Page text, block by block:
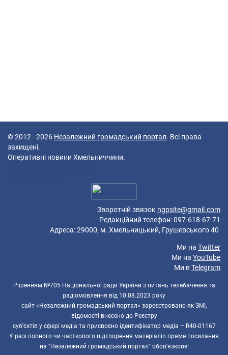
© 2012 - 2026 Незалежний громадський портал. Всі права
захищені.
Оперативні новини Хмельниччини.
Зворотній звязок ngpsite@gmail.com
Редакційний телефон: 097-618-67-71
Адреса: 29000, м. Хмельницький, Грушевського 40
Ми на Twitter
Ми на YouTube
Ми вTelegram
Рішенням №705 Національної ради України з питань телебачення та
радіомовлення від 10.08.2023 року
сайт «Незалежний громадський портал» зареєстровано як ЗМІ,
відомості внесено до Реєстру
суб’єктів у сфері медіа та присвоєно ідентифікатор медіа – R40-01167
У разі повного чи часткового відтворення матеріалів пряме посилання
на "Незалежний громадський портал" обов'язкове!